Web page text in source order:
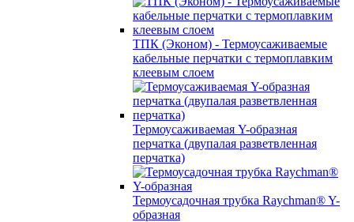
ТПК (Эконом) - Термоусаживаемые
кабельные перчатки с термоплавким
клеевым слоем
Термоусаживаемая Y-образная
перчатка (двупалая разветвленная
перчатка)
Термоусадочная трубка Raychman® Y-
образная